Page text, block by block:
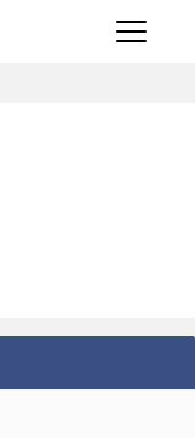
Toggle